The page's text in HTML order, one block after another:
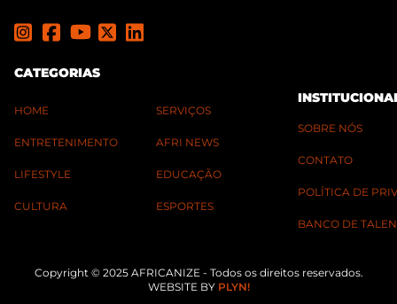
CATEGORIAS
HOME
ENTRETENIMENTO
LIFESTYLE
CULTURA
SERVIÇOS
AFRI NEWS
EDUCAÇÃO
ESPORTES
SOBRE NÓS
CONTATO
POLÍTICA DE
BANCO DE
Copyright © 2025 AFRICANIZE - Todos os direitos reservados.
WEBSITE BY PLYN!